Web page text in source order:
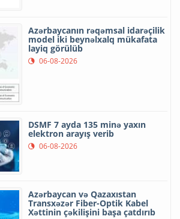
Azərbaycanın rəqəmsal idarəçilik
model iki beynəlxalq mükafata
layiq görülüb
06-08-2026
DSMF 7 ayda 135 minə yaxın
elektron arayış verib
06-08-2026
Azərbaycan və Qazaxıstan
Transxəzər Fiber-Optik Kabel
Xəttinin çəkilişini başa çatdırıb